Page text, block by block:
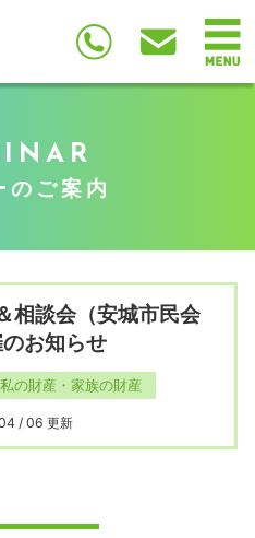
のご案内
相談会（安城市民会
お知らせ
の財産・家族の財産
/ 06 更新